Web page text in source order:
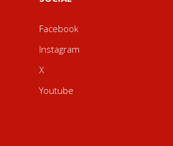
Facebook
Instagram
X
Youtube